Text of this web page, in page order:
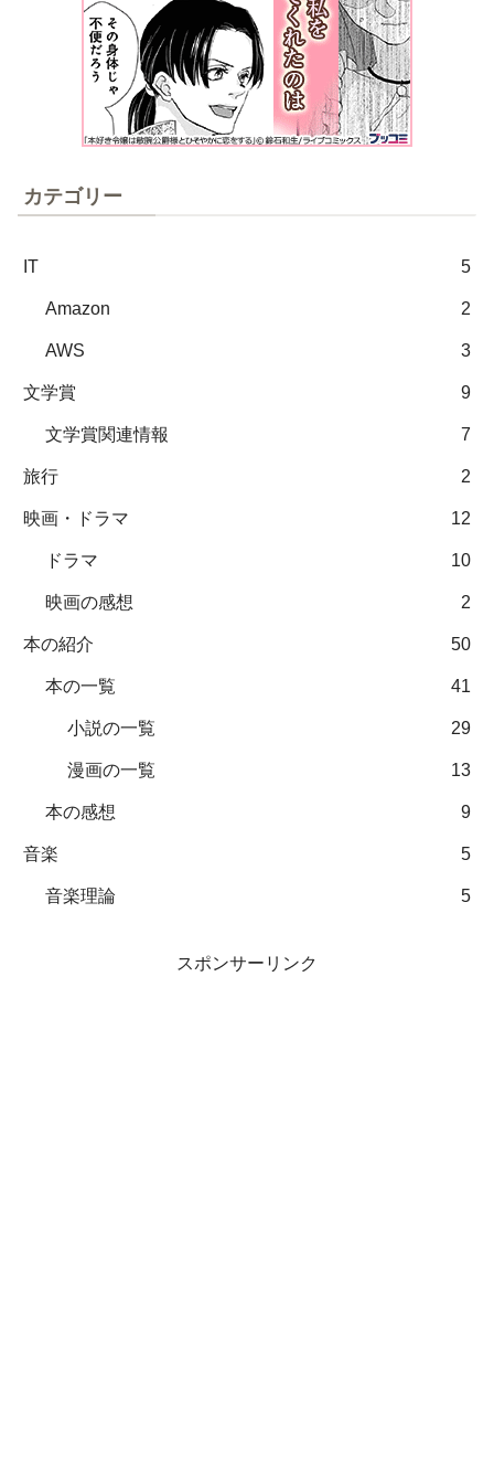
カテゴリー
IT 5
Amazon 2
AWS 3
文学賞 9
文学賞関連情報 7
旅行 2
映画・ドラマ 12
ドラマ 10
映画の感想 2
本の紹介 50
本の一覧 41
小説の一覧 29
漫画の一覧 13
本の感想 9
音楽 5
音楽理論 5
スポンサーリンク